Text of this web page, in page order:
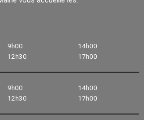
9h00
12h30
14h00
17h00
9h00
12h30
14h00
17h00